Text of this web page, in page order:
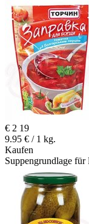
€ 2 19
9.95 € / 1 kg.
Kaufen
Suppengrundlage